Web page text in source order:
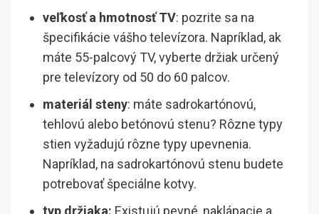
veľkosť a hmotnosť TV: pozrite sa na
špecifikácie vášho televízora. Napríklad, ak
máte 55-palcový TV, vyberte držiak určený
pre televízory od 50 do 60 palcov.
materiál steny: máte sadrokartónovú,
tehlovú alebo betónovú stenu? Rôzne typy
stien vyžadujú rôzne typy upevnenia.
Napríklad, na sadrokartónovú stenu budete
potrebovať špeciálne kotvy.